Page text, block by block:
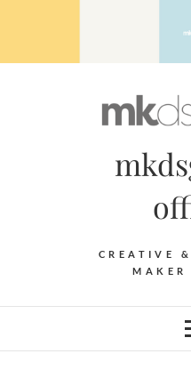
CREATIVE
MAKER